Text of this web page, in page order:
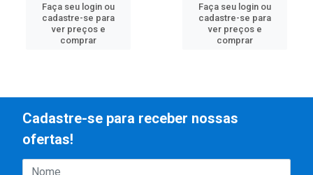
Faça seu login ou
cadastre-se para
ver preços e
comprar
Faça seu login ou
cadastre-se para
ver preços e
comprar
Cadastre-se para receber nossas
ofertas!